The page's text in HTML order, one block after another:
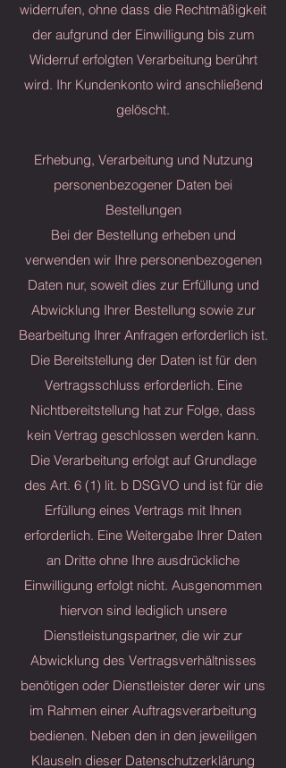
widerrufen, ohne dass die Rechtmäßigkeit
der aufgrund der Einwilligung bis zum
Widerruf erfolgten Verarbeitung berührt
wird. Ihr Kundenkonto wird anschließend
gelöscht.
Erhebung, Verarbeitung und Nutzung
personenbezogener Daten bei
Bestellungen
Bei der Bestellung erheben und
verwenden wir Ihre personenbezogenen
Daten nur, soweit dies zur Erfüllung und
Abwicklung Ihrer Bestellung sowie zur
Bearbeitung Ihrer Anfragen erforderlich ist.
Die Bereitstellung der Daten ist für den
Vertragsschluss erforderlich. Eine
Nichtbereitstellung hat zur Folge, dass
kein Vertrag geschlossen werden kann.
Die Verarbeitung erfolgt auf Grundlage
des Art. 6 (1) lit. b DSGVO und ist für die
Erfüllung eines Vertrags mit Ihnen
erforderlich. Eine Weitergabe Ihrer Daten
an Dritte ohne Ihre ausdrückliche
Einwilligung erfolgt nicht. Ausgenommen
hiervon sind lediglich unsere
Dienstleistungspartner, die wir zur
Abwicklung des Vertragsverhältnisses
benötigen oder Dienstleister derer wir uns
im Rahmen einer Auftragsverarbeitung
bedienen. Neben den in den jeweiligen
Klauseln dieser Datenschutzerklärung